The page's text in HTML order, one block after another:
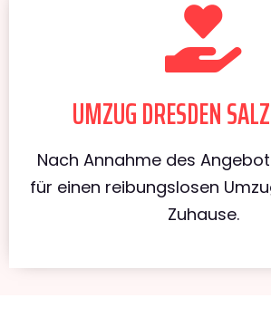
UMZUG DRESDEN
Nach Annahme des
für einen reibungslosen
Zuhause.